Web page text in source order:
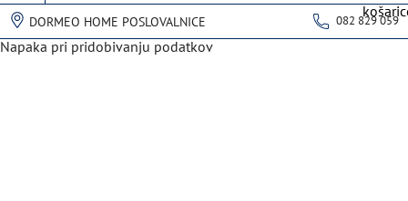
DORMEO HOME POSLOVALNICE 082 829 059
Napaka pri pridobivanju podatkov